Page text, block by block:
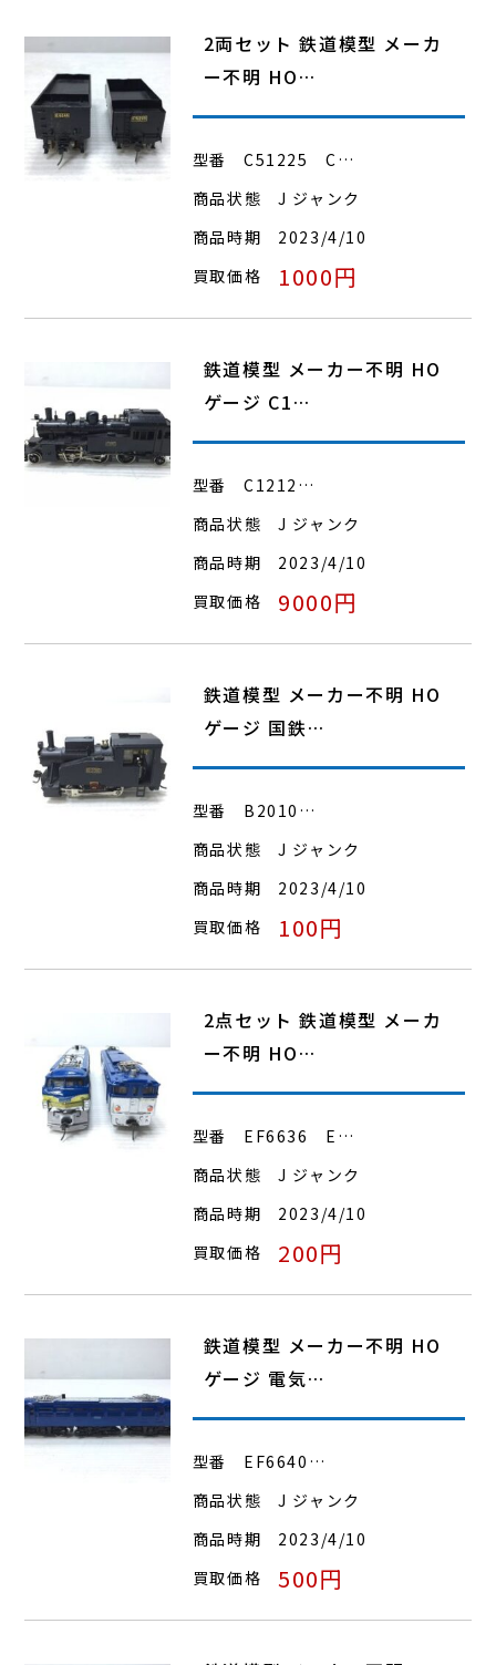
2両セット 鉄道模型 メーカ
ー不明 HO…
型番
C51225 C…
商品状態
J ジャンク
商品時期
2023/4/10
買取価格
1000円
鉄道模型 メーカー不明 HO
ゲージ C1…
型番
C1212…
商品状態
J ジャンク
商品時期
2023/4/10
買取価格
9000円
鉄道模型 メーカー不明 HO
ゲージ 国鉄…
型番
B2010…
商品状態
J ジャンク
商品時期
2023/4/10
買取価格
100円
2点セット 鉄道模型 メーカ
ー不明 HO…
型番
EF6636 E…
商品状態
J ジャンク
商品時期
2023/4/10
買取価格
200円
鉄道模型 メーカー不明 HO
ゲージ 電気…
型番
EF6640…
商品状態
J ジャンク
商品時期
2023/4/10
買取価格
500円